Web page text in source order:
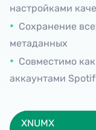
настройками
Сохранение
метаданных
Совместимо
аккаунтами
XNUMX
XNUMX